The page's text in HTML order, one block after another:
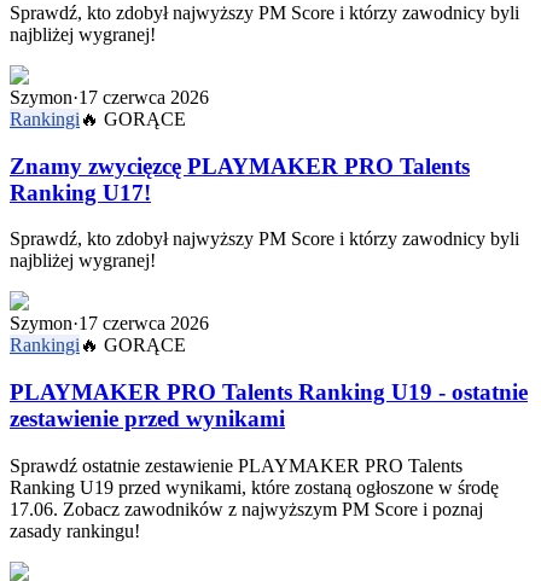
Sprawdź, kto zdobył najwyższy PM Score i którzy zawodnicy byli
najbliżej wygranej!
Szymon·17 czerwca 2026
Rankingi 🔥 GORĄCE
Znamy zwycięzcę PLAYMAKER PRO Talents
Ranking U17!
Sprawdź, kto zdobył najwyższy PM Score i którzy zawodnicy byli
najbliżej wygranej!
Szymon·17 czerwca 2026
Rankingi 🔥 GORĄCE
PLAYMAKER PRO Talents Ranking U19 - ostatnie
zestawienie przed wynikami
Sprawdź ostatnie zestawienie PLAYMAKER PRO Talents
Ranking U19 przed wynikami, które zostaną ogłoszone w środę
17.06. Zobacz zawodników z najwyższym PM Score i poznaj
zasady rankingu!